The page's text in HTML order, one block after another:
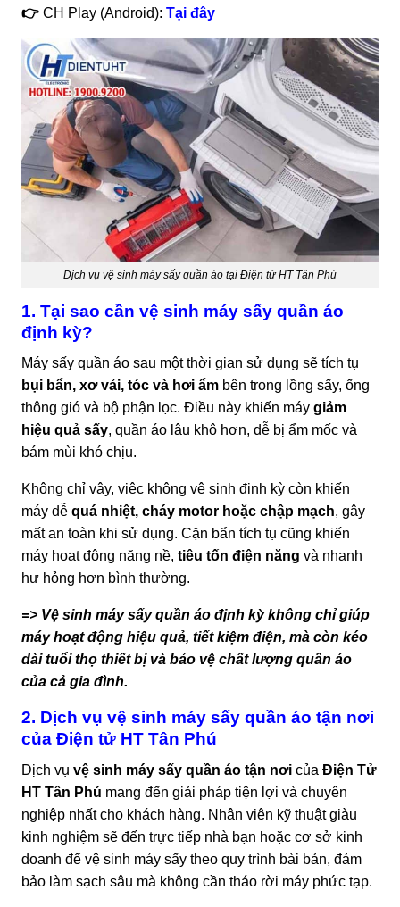
👉 CH Play (Android): Tại đây
Dịch vụ vệ sinh máy sấy quần áo tại Điện tử HT Tân Phú
1. Tại sao cần vệ sinh máy sấy quần áo
định kỳ?
Máy sấy quần áo sau một thời gian sử dụng sẽ tích tụ
bụi bẩn, xơ vải, tóc và hơi ẩm bên trong lồng sấy, ống
thông gió và bộ phận lọc. Điều này khiến máy giảm
hiệu quả sấy, quần áo lâu khô hơn, dễ bị ẩm mốc và
bám mùi khó chịu.
Không chỉ vậy, việc không vệ sinh định kỳ còn khiến
máy dễ quá nhiệt, cháy motor hoặc chập mạch, gây
mất an toàn khi sử dụng. Cặn bẩn tích tụ cũng khiến
máy hoạt động nặng nề, tiêu tốn điện năng và nhanh
hư hỏng hơn bình thường.
=> Vệ sinh máy sấy quần áo định kỳ không chỉ giúp
máy hoạt động hiệu quả, tiết kiệm điện, mà còn kéo
dài tuổi thọ thiết bị và bảo vệ chất lượng quần áo
của cả gia đình.
2. Dịch vụ vệ sinh máy sấy quần áo tận nơi
của Điện tử HT Tân Phú
Dịch vụ vệ sinh máy sấy quần áo tận nơi của Điện Tử
HT Tân Phú mang đến giải pháp tiện lợi và chuyên
nghiệp nhất cho khách hàng. Nhân viên kỹ thuật giàu
kinh nghiệm sẽ đến trực tiếp nhà bạn hoặc cơ sở kinh
doanh để vệ sinh máy sấy theo quy trình bài bản, đảm
bảo làm sạch sâu mà không cần tháo rời máy phức tạp.